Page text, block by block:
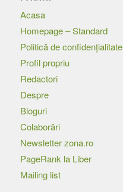
Acasa
Homepage – Standard
Politică de confidențialitate
Profil propriu
Redactori
Despre
Bloguri
Colaborări
Newsletter zona.ro
PageRank la Liber
Mailing list